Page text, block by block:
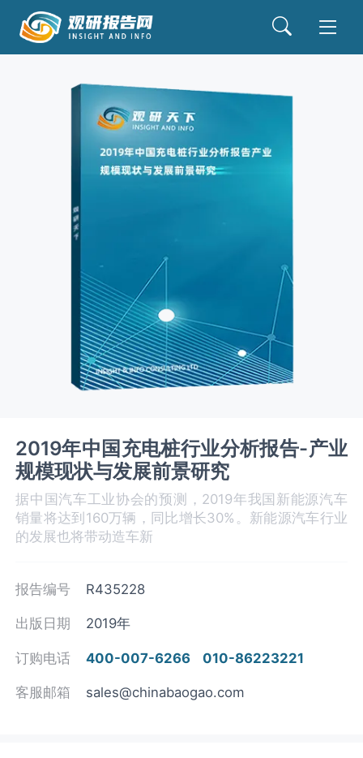
2019年中国充电桩行业分析报告-产业
规模现状与发展前景研究
据中国汽车工业协会的预测，2019年我国新能源汽车
销量将达到160万辆，同比增长30%。新能源汽车行业
的发展也将带动造车新
报告编号 R435228
出版日期 2019年
订购电话 400-007-6266 010-86223221
客服邮箱 sales@chinabaogao.com